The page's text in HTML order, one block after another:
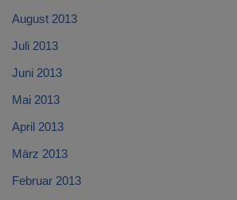
August 2013
Juli 2013
Juni 2013
Mai 2013
April 2013
März 2013
Februar 2013